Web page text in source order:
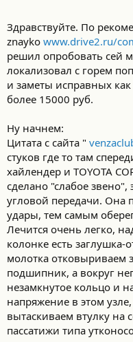
Здравствуйте. По
znayko www.drive2.ru/
решил опробовать сей
локализовал с горем
и заметы исправных как
более 15000 руб.
Ну начнем:
Цитата с сайта "
стуков где то там
хайлендер и TOYOTA
сделано "слабое
угловой передачи. Она
удары, тем самым
Лечится очень легко,
колонке есть
молотка отковыриваем
подшипник, а вокруг
незамкнутое кольцо и
напряжение в этом
вытаскиваем втулку на
пассатижи типа